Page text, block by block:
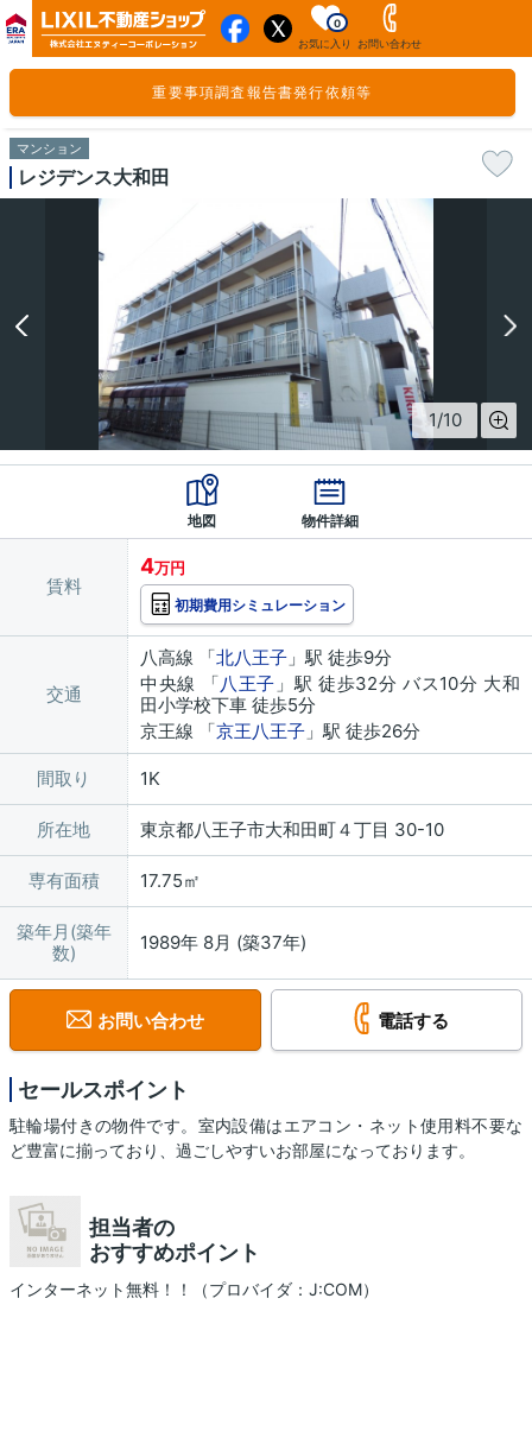
お気に入り
0
お問い合わせ
重要事項調査報告書発行依頼等
マンション
レジデンス大和田
1/10
地図 物件詳細
賃料
4万円
初期費用シミュレーション
交通
八高線 「北八王子 」駅 徒歩9分
中央線 「八王子 」駅 徒歩32分 バス10分 大和
田小学校下車 徒歩5分
京王線 「京王八王子 」駅 徒歩26分
間取り 1K
所在地 東京都八王子市大和田町４丁目 30-10
専有面積 17.75㎡
築年月(築年
数)
1989年 8月 (築37年)
お問い合わせ 電話する
セールスポイント
駐輪場付きの物件です。室内設備はエアコン・ネット使用料不要な
ど豊富に揃っており、過ごしやすいお部屋になっております。
担当者の
おすすめポイント
インターネット無料！！（プロバイダ：J:COM）